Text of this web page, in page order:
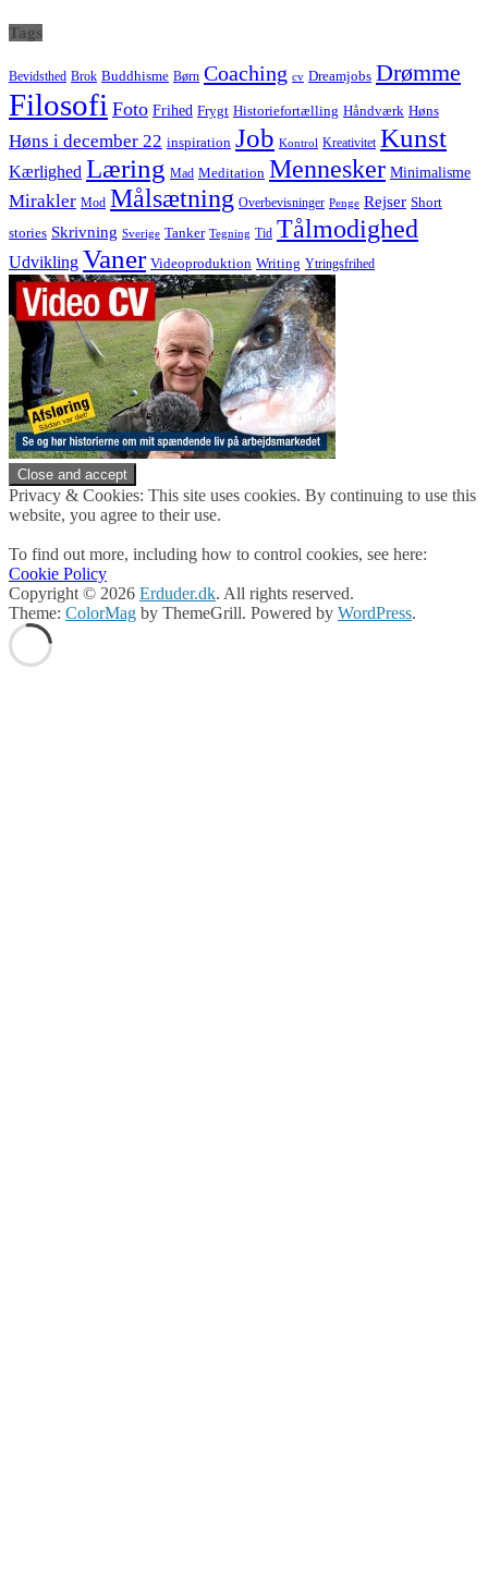
Tags
Bevidsthed Brok Buddhisme Børn Coaching cv Dreamjobs Drømme
Filosofi Foto Frihed Frygt Historiefortælling Håndværk Høns
Høns i december 22 inspiration Job Kontrol Kreativitet Kunst
Kærlighed Læring Mad Meditation Mennesker Minimalisme
Mirakler Mod Målsætning Overbevisninger Penge Rejser Short
stories Skrivning Sverige Tanker Tegning Tid Tålmodighed
Udvikling Vaner Videoproduktion Writing Ytringsfrihed
Privacy & Cookies: This site uses cookies. By continuing to use this
website, you agree to their use.
To find out more, including how to control cookies, see here:
Cookie Policy
Copyright © 2026 Erduder.dk. All rights reserved.
Theme: ColorMag by ThemeGrill. Powered by WordPress.